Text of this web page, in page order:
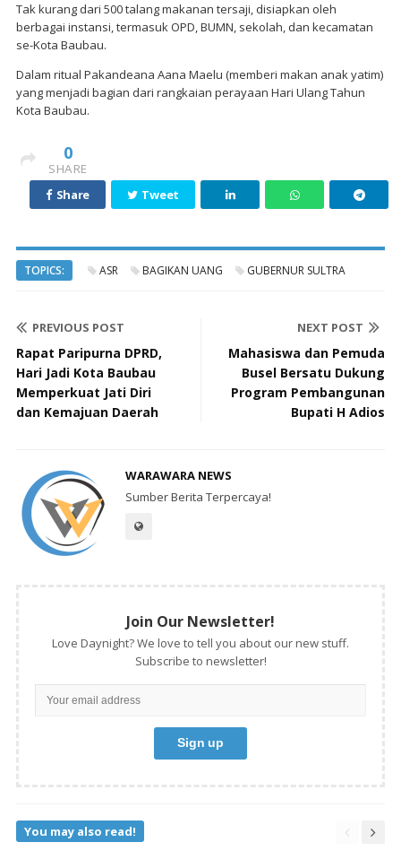
Tak kurang dari 500 talang makanan tersaji, disiapkan oleh
berbagai instansi, termasuk OPD, BUMN, sekolah, dan kecamatan
se-Kota Baubau.
Dalam ritual Pakandeana Aana Maelu (memberi makan anak yatim)
yang menjadi bagian dari rangkaian perayaan Hari Ulang Tahun
Kota Baubau.
0
SHARE
Share
Tweet
TOPICS: ASR BAGIKAN UANG GUBERNUR SULTRA
PREVIOUS POST
Rapat Paripurna DPRD,
Hari Jadi Kota Baubau
Memperkuat Jati Diri
dan Kemajuan Daerah
NEXT POST
Mahasiswa dan Pemuda
Busel Bersatu Dukung
Program Pembangunan
Bupati H Adios
WARAWARA NEWS
Sumber Berita Terpercaya!
Join Our Newsletter!
Love Daynight? We love to tell you about our new stuff.
Subscribe to newsletter!
You may also read!